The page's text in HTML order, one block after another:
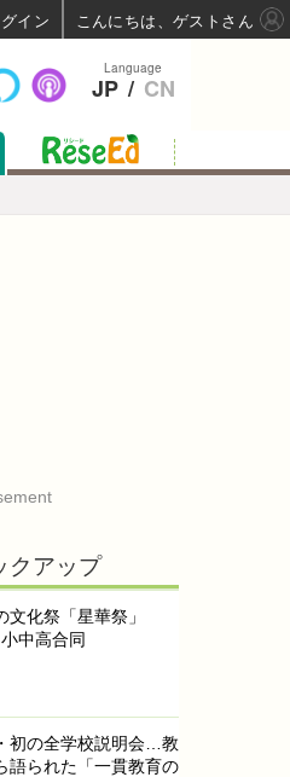
クアップ
文化祭「星華祭」
中高合同
初の全学校説明会…教
語られた「一貫教育の
Language
JP / CN
イン こんにちは、ゲストさん